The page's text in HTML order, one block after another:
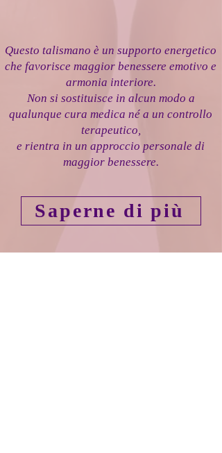
Questo talismano è un supporto energetico
che favorisce maggior benessere emotivo e
armonia interiore.
Non si sostituisce in alcun modo a
qualunque cura medica né a un controllo
terapeutico,
e rientra in un approccio personale di
maggior benessere.
Saperne di più